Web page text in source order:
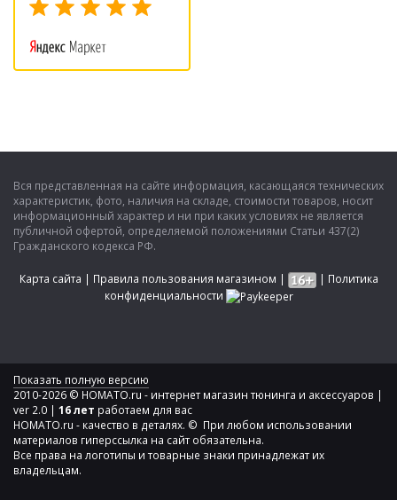
Вся представленная на сайте информация, касающаяся технических
характеристик, фото, наличия на складе, стоимости товаров, носит
информационный характер и ни при каких условиях не является
публичной офертой, определяемой положениями Статьи 437(2)
Гражданского кодекса РФ.
Карта сайта | Правила пользования магазином | | Политика
конфиденциальности
Показать полную версию
2010-2026 © HOMATO.ru - интернет магазин тюнинга и аксессуаров |
ver 2.0 | 16 лет работаем для вас
HOMATO.ru - качество в деталях. © При любом использовании
материалов гиперссылка на сайт обязательна.
Все права на логотипы и товарные знаки принадлежат их
владельцам.